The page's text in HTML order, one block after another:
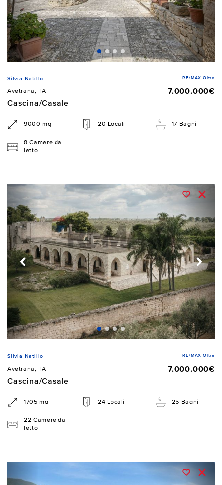
Silvia Natillo RE/MAX Oltre
Avetrana, TA
7.000.000€
Cascina/Casale
9000 mq 20 Locali 17 Bagni
8 Camere da
letto
Silvia Natillo RE/MAX Oltre
Avetrana, TA
7.000.000€
Cascina/Casale
1705 mq 24 Locali 25 Bagni
22 Camere da
letto